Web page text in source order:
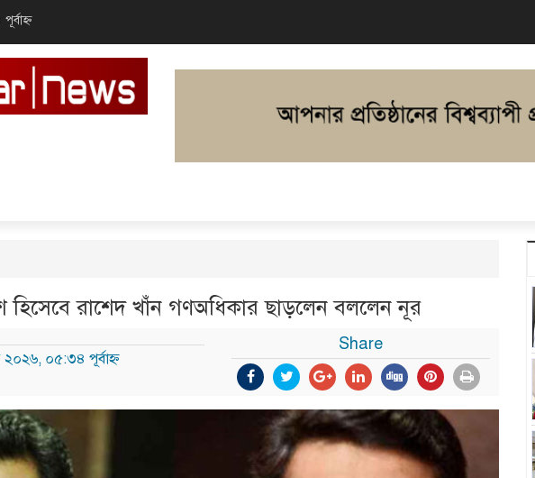
হিসেবে রাশেদ খাঁন গণঅধিকার ছাড়লেন বললেন নূর
২০২৬, ০৫:৩৪ পূর্বাহ্ন
Share